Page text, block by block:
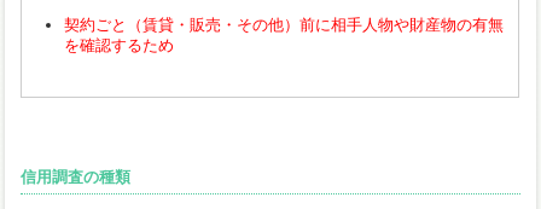
契約ごと（賃貸・販売・その他）前に相手人物や財産物の有無
を確認するため
信用調査の種類